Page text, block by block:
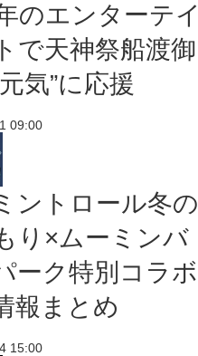
のエンターテイ
で天神祭船渡御
気”に応援
09:00
ントロール冬の
り×ムーミンバ
ーク特別コラボ
報まとめ
15:00